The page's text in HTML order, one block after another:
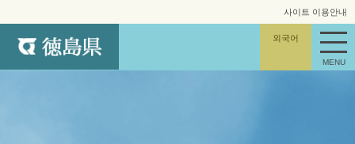
사이트 맵
사이트 이용안내
외국어
MENU